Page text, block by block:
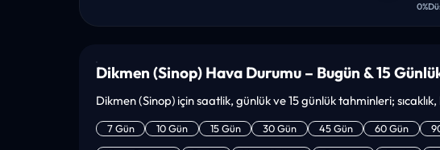
0%
Dikmen (Sinop) Hava Durumu – Bugün & 15
Dikmen (Sinop) için saatlik, günlük ve 15 günlük tahminleri;
7 Gün 10 Gün 15 Gün 30 Gün 45 Gün 60 Gün